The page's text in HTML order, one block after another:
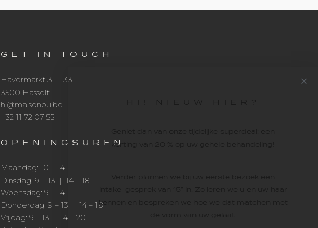
GET IN TOUCH
Havermarkt 31 – 33
3500 Hasselt
hi@maisonbu.be
+32 11 72 07 55
OPENINGSUREN
Maandag: 10 – 14
Dinsdag: 9 – 13 | 14 – 18
Woensdag: 9 – 14
Donderdag: 9 – 13 | 14 – 18
Vrijdag: 9 – 13 | 14 – 20
korting van 20 % op uw gehele behandeling!
kennen en bespreken we hoe we dat matchen met